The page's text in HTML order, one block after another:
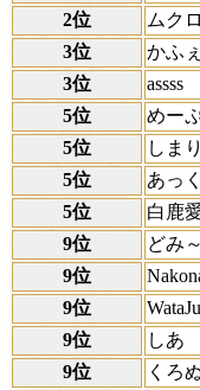
2位
ムク
3位
かふ
3位
assss
5位
めー
5位
しま
5位
あっ
5位
白鹿
9位
どみ～
9位
9位
9位
しあ
9位
くろ